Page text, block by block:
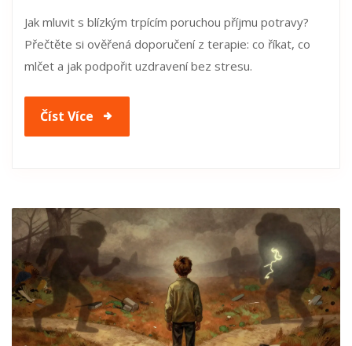
Jak mluvit s blízkým trpícím poruchou příjmu potravy?
Přečtěte si ověřená doporučení z terapie: co říkat, co
mlčet a jak podpořit uzdravení bez stresu.
Číst Více